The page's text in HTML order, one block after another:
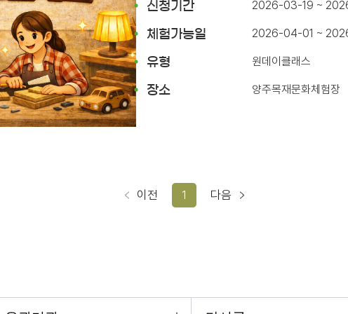
신청기간 2026-03-19 ~
체험가능일 2026-04-01 ~
유형 원데이클래스
장소 양주목재문화체험장
이전 1 다음